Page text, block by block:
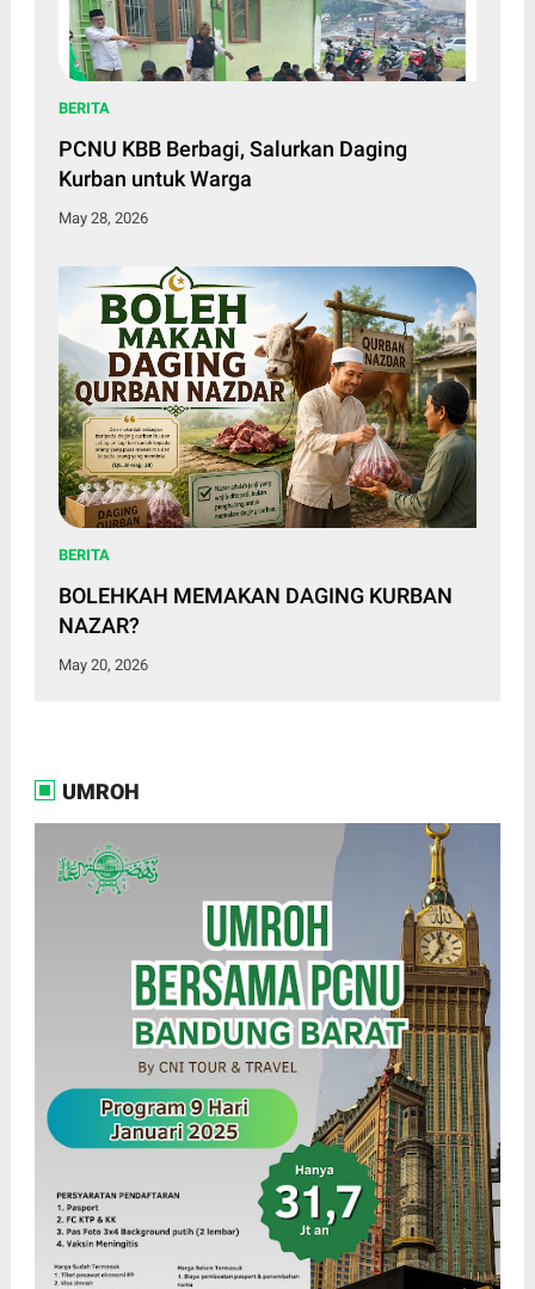
BERITA
PCNU KBB Berbagi, Salurkan Daging
Kurban untuk Warga
May 28, 2026
BERITA
BOLEHKAH MEMAKAN DAGING KURBAN
NAZAR?
May 20, 2026
UMROH